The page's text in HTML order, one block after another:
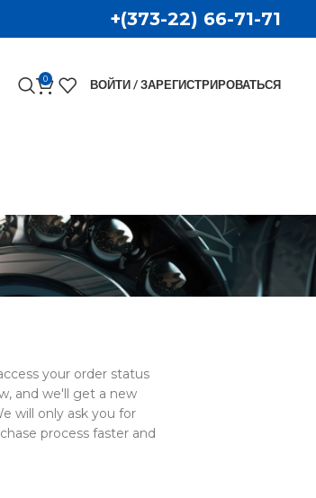
+(373-22) 66-71-71
0 ВОЙТИ / ЗАРЕГИСТРИРОВАТЬСЯ
your order status
and we'll get a new
will only ask you for
process faster and